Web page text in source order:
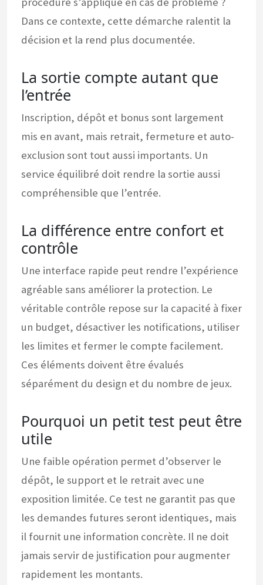
Dans ce contexte, cette démarche ralentit la
décision et la rend plus documentée.
La sortie compte autant que
l’entrée
Inscription, dépôt et bonus sont largement
mis en avant, mais retrait, fermeture et auto-
exclusion sont tout aussi importants. Un
service équilibré doit rendre la sortie aussi
compréhensible que l’entrée.
La différence entre confort et
contrôle
Une interface rapide peut rendre l’expérience
agréable sans améliorer la protection. Le
véritable contrôle repose sur la capacité à fixer
un budget, désactiver les notifications, utiliser
les limites et fermer le compte facilement.
Ces éléments doivent être évalués
séparément du design et du nombre de jeux.
Pourquoi un petit test peut être
utile
Une faible opération permet d’observer le
dépôt, le support et le retrait avec une
exposition limitée. Ce test ne garantit pas que
les demandes futures seront identiques, mais
il fournit une information concrète. Il ne doit
jamais servir de justification pour augmenter
rapidement les montants.